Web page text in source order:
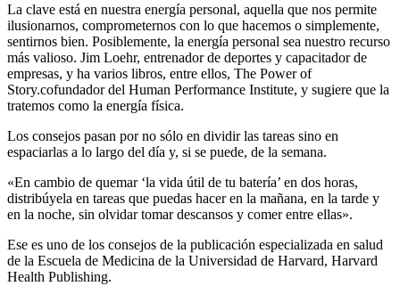
La clave está en nuestra energía personal, aquella que nos permite
ilusionarnos, comprometernos con lo que hacemos o simplemente,
sentirnos bien. Posiblemente, la energía personal sea nuestro recurso
más valioso. Jim Loehr, entrenador de deportes y capacitador de
empresas, y ha varios libros, entre ellos, The Power of
Story.cofundador del Human Performance Institute, y sugiere que la
tratemos como la energía física.
Los consejos pasan por no sólo en dividir las tareas sino en
espaciarlas a lo largo del día y, si se puede, de la semana.
«En cambio de quemar ‘la vida útil de tu batería’ en dos horas,
distribúyela en tareas que puedas hacer en la mañana, en la tarde y
en la noche, sin olvidar tomar descansos y comer entre ellas».
Ese es uno de los consejos de la publicación especializada en salud
de la Escuela de Medicina de la Universidad de Harvard, Harvard
Health Publishing.